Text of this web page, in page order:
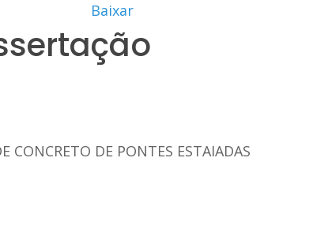
Baixar
CONCRETO DE PONTES ESTAIADAS